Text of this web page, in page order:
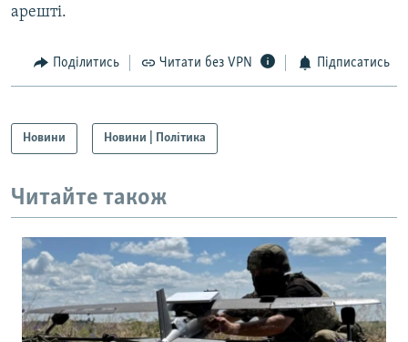
арешті.
Поділитись Читати без VPN Підписатись
Новини Новини | Політика
Читайте також